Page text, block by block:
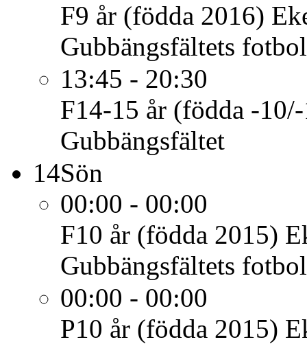
F9 år (födda 2016)
Gubbängsfältets
13:45 - 20:30
F14-15 år (födda -
Gubbängsfältet
14Sön
00:00 - 00:00
F10 år (födda 2015)
Gubbängsfältets
00:00 - 00:00
P10 år (födda 2015)